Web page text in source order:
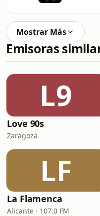
Mostrar Más
Emisoras
L9
Love 90s
Zaragoza
LF
La Flamenca
Alicante · 107.0 FM